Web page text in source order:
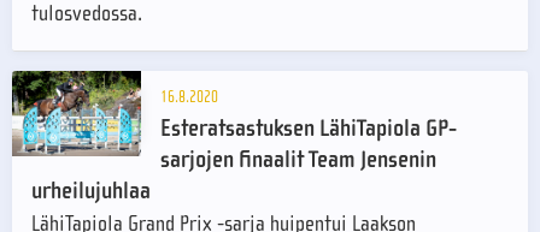
tulosvedossa.
16.8.2020
Esteratsastuksen LähiTapiola GP-
sarjojen finaalit Team Jensenin
urheilujuhlaa
LähiTapiola Grand Prix -sarja huipentui Laakson